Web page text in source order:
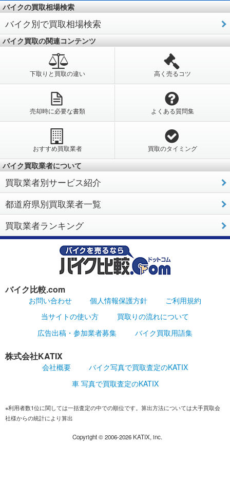
バイクの買取相場検索
バイク別で買取相場検索
バイク買取の関連コンテンツ
下取りと買取の違い 高く売るコツ
売却時に必要な書類 よくある質問集
おすすめ買取業者 買取のタイミング
バイク買取業者について
買取業者別サービス紹介
都道府県別買取業者一覧
買取業者ランキング
バイク比較.com
お問い合わせ 個人情報保護方針
ご利用規約
当サイトの使い方
買取りの流れについて
広告出稿・参加業者募集
バイク買取用語集
株式会社KATIX
会社概要
バイク写真で買取査定のKATIX
車 写真で買取査定のKATIX
※利用者数1位に関しては一括査定の中での順位です。算出方法については大手買取会
社様からの統計により算出
Copyright ©2006-2026KATIX, inc.